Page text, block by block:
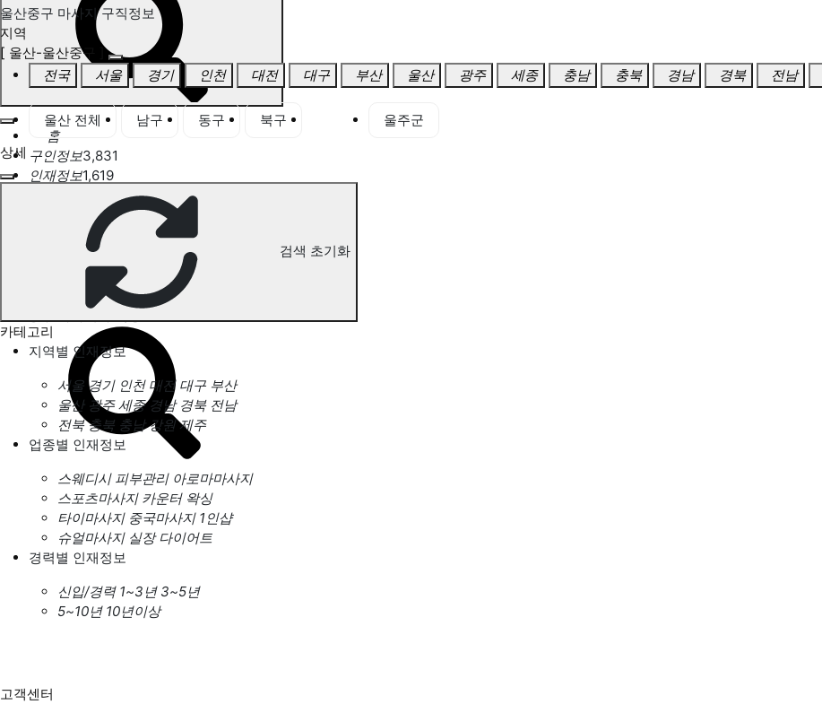
홈
구인정보3,831
인재정보1,619
고객센터
전국업체정보 마사지가이드
업체 서비스 관리
개인 서비스 관리
울산중구 마사지 구직정보
지역
[ 울산-울산중구 ]
전국
서울 경기 인천 대전 대구 부산 울산 광주 세종 충남 충북 경남 경북 전남
울산 전체 남구 동구 북구
울주군
상세
검색 초기화
카테고리
지역별 인재정보
서울 경기 인천 대전 대구 부산
울산 광주 세종 경남 경북 전남
전북 충북 충남 강원 제주
업종별 인재정보
스웨디시 피부관리 아로마마사지
스포츠마사지 카운터 왁싱
타이마사지 중국마사지 1인샵
슈얼마사지 실장 다이어트
경력별 인재정보
신입/경력 1~3년 3~5년
5~10년 10년이상
고객센터